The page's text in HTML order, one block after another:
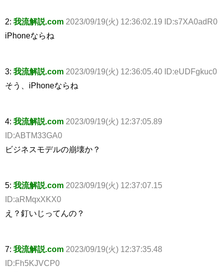
2: 我流解説.com 2023/09/19(火) 12:36:02.19 ID:s7XA0adR0
iPhoneならね
3: 我流解説.com 2023/09/19(火) 12:36:05.40 ID:eUDFgkuc0
そう、iPhoneならね
4: 我流解説.com 2023/09/19(火) 12:37:05.89
ID:ABTM33GA0
ビジネスモデルの崩壊か？
5: 我流解説.com 2023/09/19(火) 12:37:07.15
ID:aRMqxXKX0
え？釘いじってんの？
7: 我流解説.com 2023/09/19(火) 12:37:35.48
ID:Fh5KJVCP0